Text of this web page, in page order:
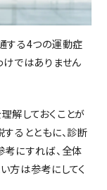
の特徴
空気
ティ
する4つの運動症
けではありません
解しておくことが
るとともに、診断
考にすれば、全体
方は参考にしてく